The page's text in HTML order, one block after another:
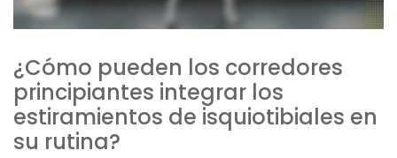
¿Cómo pueden los corredores
principiantes integrar los
estiramientos de isquiotibiales en
su rutina?